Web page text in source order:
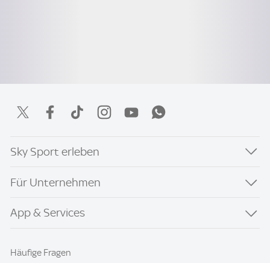
Sky Sport erleben
Für Unternehmen
App & Services
Häufige Fragen